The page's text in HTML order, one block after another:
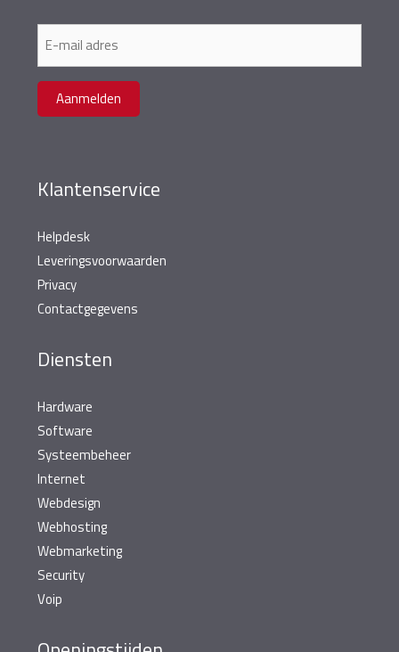
E-
mailadres
Aanmelden
Klantenservice
Helpdesk
Leveringsvoorwaarden
Privacy
Contactgegevens
Diensten
Hardware
Software
Systeembeheer
Internet
Webdesign
Webhosting
Webmarketing
Security
Voip